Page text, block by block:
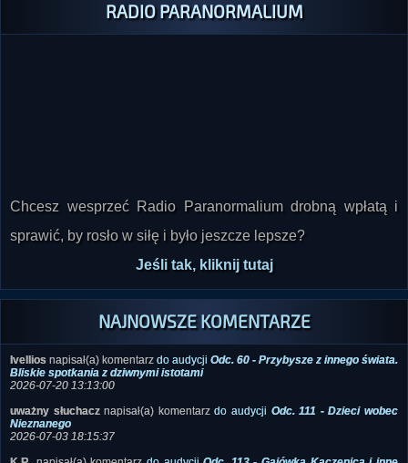
Chcesz wesprzeć Radio Paranormalium drobną wpłatą i
sprawić, by rosło w siłę i było jeszcze lepsze?
Jeśli tak, kliknij tutaj
NAJNOWSZE KOMENTARZE
Ivellios napisał(a) komentarzdo audycji
Odc. 60 - Przybysze z innego świata.
Bliskie spotkania z dziwnymi istotami
uważny słuchacz
napisał(a) komentarz do audycji
Nieznanego